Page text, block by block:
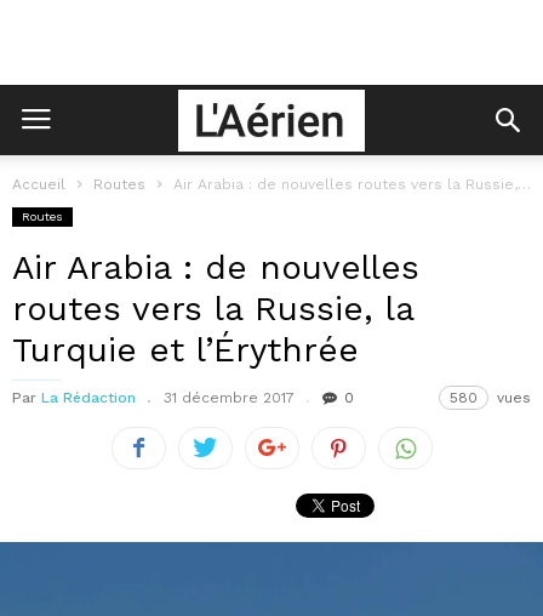
Accueil Routes Air Arabia : de nouvelles routes vers la Russie, la Turquie et...
Routes
Air Arabia : de nouvelles
routes vers la Russie, la
Turquie et l’Érythrée
Par La Rédaction 31 décembre 2017 0 580 vues